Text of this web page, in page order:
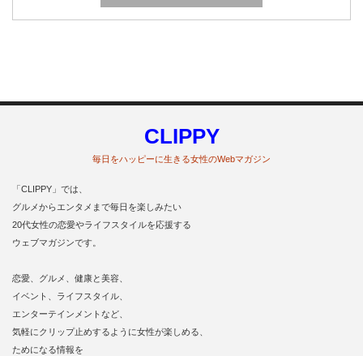
CLIPPY
毎日をハッピーに生きる女性のWebマガジン
「CLIPPY」では、
グルメからエンタメまで毎日を楽しみたい
20代女性の恋愛やライフスタイルを応援する
ウェブマガジンです。
恋愛、グルメ、健康と美容、
イベント、ライフスタイル、
エンターテインメントなど、
気軽にクリップ止めするように女性が楽しめる、
ためになる情報を